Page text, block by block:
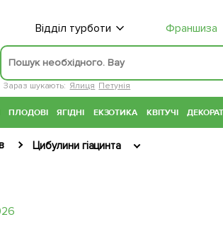
Відділ турботи Франшиза
Зараз шукають: Ялиця Петунія
ПЛОДОВІ ЯГІДНІ ЕКЗОТИКА КВІТУЧІ
Цибулини гіацинта